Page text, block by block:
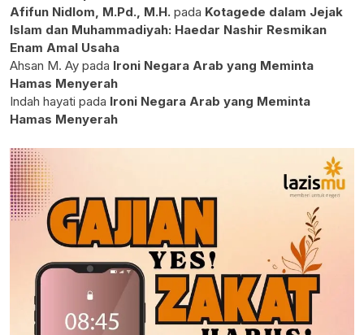
Afifun Nidlom, M.Pd., M.H. pada Kotagede dalam Jejak
Islam dan Muhammadiyah: Haedar Nashir Resmikan
Enam Amal Usaha
Ahsan M. Ay pada Ironi Negara Arab yang Meminta
Hamas Menyerah
Indah hayati pada Ironi Negara Arab yang Meminta
Hamas Menyerah